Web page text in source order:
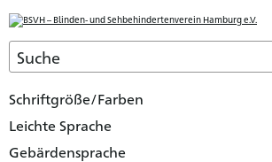
Schriftgröße/Farben
Leichte Sprache
Gebärdensprache